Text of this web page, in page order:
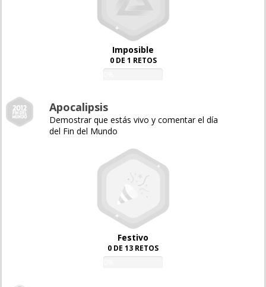
Imposible
0 DE 1 RETOS
Apocalipsis
Demostrar que estás vivo y comentar el día
del Fin del Mundo
Festivo
0 DE 13 RETOS